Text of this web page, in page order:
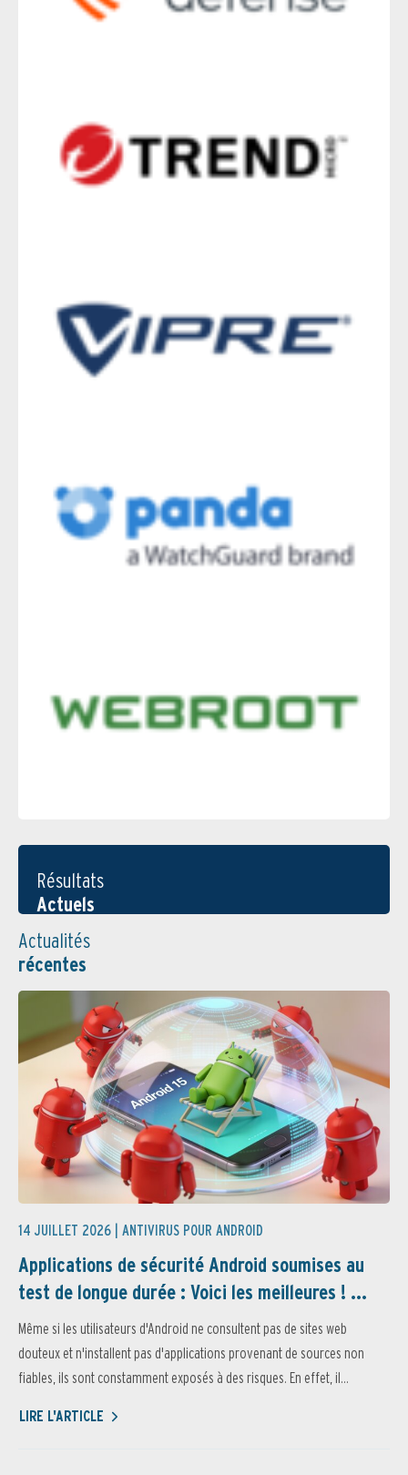
Résultats
Actuels
Actualités
récentes
14 JUILLET 2026 | ANTIVIRUS POUR ANDROID
Applications de sécurité Android soumises au
test de longue durée : Voici les meilleures ! ...
Même si les utilisateurs d'Android ne consultent pas de sites web
douteux et n'installent pas d'applications provenant de sources non
fiables, ils sont constamment exposés à des risques. En effet, il...
LIRE L'ARTICLE